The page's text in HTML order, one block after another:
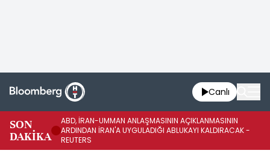
Canlı
SON
DAKİKA
ABD, İRAN-UMMAN ANLAŞMASININ AÇIKLANMASININ
ARDINDAN İRAN'A UYGULADIĞI ABLUKAYI KALDIRACAK -
REUTERS